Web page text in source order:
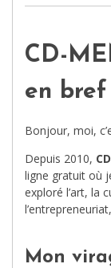
CD-
en bref
Bonjour, moi,
Depuis 2010,
ligne gratuit où
exploré l’art, la
Mon